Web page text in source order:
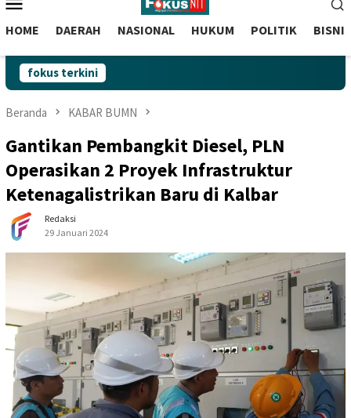
to
contentMobile
HOME DAERAH NASIONAL HUKUM POLITIK BISNIS
fokus terkini
Beranda KABAR BUMN
Gantikan Pembangkit Diesel, PLN
Operasikan 2 Proyek Infrastruktur
Ketenagalistrikan Baru di Kalbar
Redaksi
29 Januari 2024